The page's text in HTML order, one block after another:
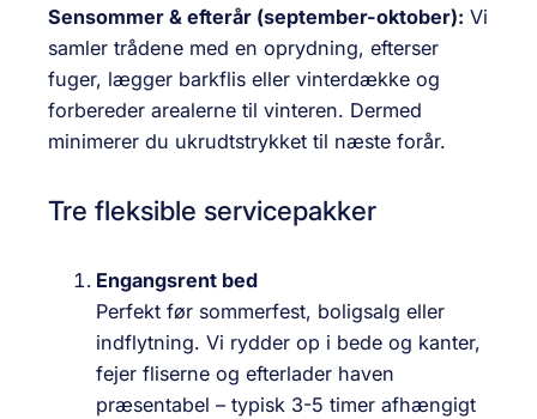
Sensommer & efterår (september-oktober): Vi
samler trådene med en oprydning, efterser
fuger, lægger barkflis eller vinterdække og
forbereder arealerne til vinteren. Dermed
minimerer du ukrudtstrykket til næste forår.
Tre fleksible servicepakker
Engangsrent bed
Perfekt før sommerfest, boligsalg eller
indflytning. Vi rydder op i bede og kanter,
fejer fliserne og efterlader haven
præsentabel – typisk 3-5 timer afhængigt